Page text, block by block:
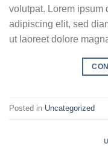
volutpat. Lorem ipsum
adipiscing elit, sed
ut laoreet dolore
Posted in Uncategorized